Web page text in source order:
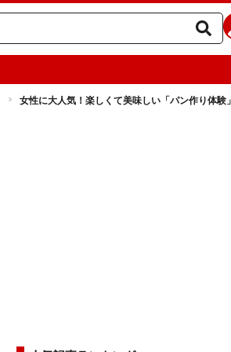
女性に大人気！楽しくて美味しい「パン作り体験」